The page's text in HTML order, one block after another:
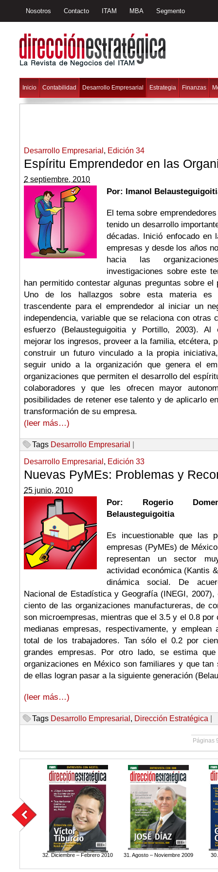
Nosotros Contacto ITAM MBA Segmento
Inicio Contabilidad Desarrollo Empresarial Estrategia Finanzas
Desarrollo Empresarial , Edición 34
Espíritu Emprendedor en las
2 septiembre, 2010
Por: Imanol
El tema sobre
tenido un desarrollo
décadas. Inició enfocado en
empresas y desde los años
hacia las
investigaciones sobre este
han permitido contestar algunas preguntas sobre el
Uno de los hallazgos sobre esta materia es
trascendente para el emprendedor al iniciar un
independencia, variable que se relaciona con otras
esfuerzo (Belausteguigoitia y Portillo, 2003). Al
mejorar los ingresos, proveer a la familia, etcétera,
construir un futuro vinculado a la propia
seguir unido a la organización que genera el
organizaciones que permiten el desarrollo del
colaboradores y que les ofrecen mayor
posibilidades de retener ese talento y de aplicarlo
transformación de su empresa.
(leer más…)
Tags Desarrollo Empresarial
Desarrollo Empresarial , Edición 33
Nuevas PyMEs: Problemas y
25 junio, 2010
Por: Rogerio
Belausteguigoitia
Es incuestionable que las
empresas (PyMEs) de
representan un sector
actividad económica (Kantis
dinámica social. De
Nacional de Estadística y Geografía (INEGI,
ciento de las organizaciones manufactureras, de
son microempresas, mientras que el 3.5 y el 0.8 por
medianas empresas, respectivamente, y
total de los trabajadores. Tan sólo el 0.2 por
grandes empresas. Por otro lado, se estima
organizaciones en México son familiares y que
de ellas logran pasar a la siguiente generación
(leer más…)
Tags Desarrollo Empresarial , Dirección Estratégica
Páginas
32. Diciembre – Febrero 2010 31. Agosto – Noviembre 2009